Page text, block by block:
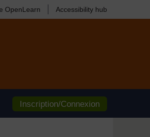
OpenLearn Accessibility hub
Inscription/Connexion